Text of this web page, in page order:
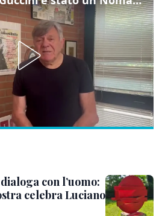
con l’uomo:
celebra Luciano